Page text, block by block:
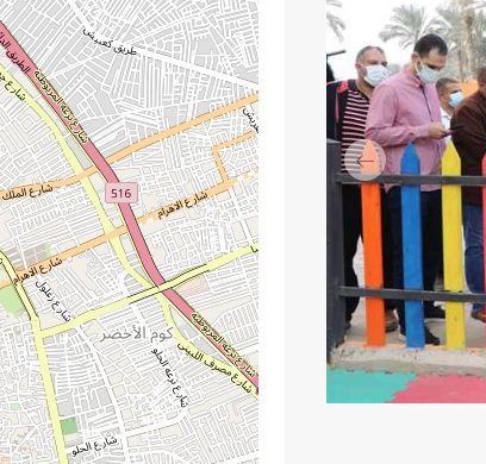
السابق